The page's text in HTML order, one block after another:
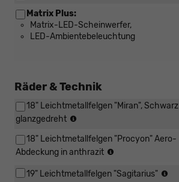
Matrix Plus:
Matrix-LED-Scheinwerfer,
LED-Ambientebeleuchtung
Räder & Technik
18" Leichtmetallfelgen "Miran", Schwarz
glanzgedreht
R18
(4x2),
R18
18" Leichtmetallfelgen "Procyon" Aero-
Abdeckung in anthrazit
R18
19" Leichtmetallfelgen "Sagitarius"